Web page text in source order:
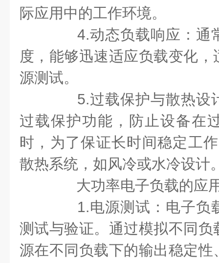
际应用中的工作环境。
4.动态负载响应：通
度，能够迅速适应负载变化
源测试。
5.过载保护与散热设
过载保护功能，防止设备在
时，为了保证长时间稳定工
散热系统，如风冷或水冷设计
大功率电子负载的应
1.电源测试：电子负
测试与验证。通过模拟不同
源在不同负载下的输出稳定